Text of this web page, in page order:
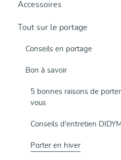
Accessoires
Tout sur le portage
Conseils en portage
Bon à savoir
5 bonnes raisons de
vous
Conseils d'entretien
Porter en hiver